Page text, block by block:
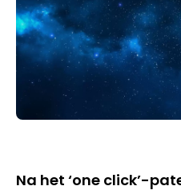
Na het ‘one click’-